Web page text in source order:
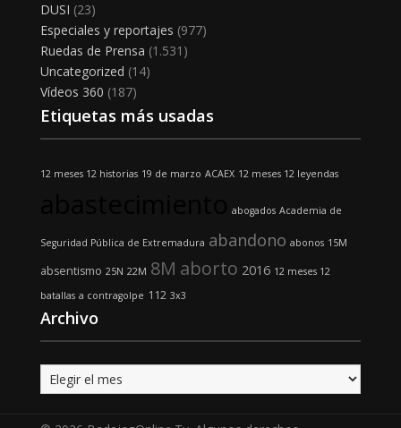
DUSI (23)
Especiales y reportajes (977)
Ruedas de Prensa (1.531)
Uncategorized (14)
Vídeos 360 (187)
Etiquetas más usadas
12 meses 12 historias 19 de marzo ACAEX 12 meses 12 leyendas
abogados Academia de
Seguridad Pública de Extremadura abandono abonos 15M
absentismo 25N 22M 8M aborto 2016 12 meses 12
batallas a contragolpe 112 3x3
Archivo
Archivo